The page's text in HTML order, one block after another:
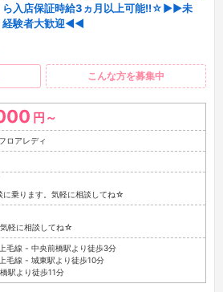
ら入店保証時給3ヵ月以上可能!!☆▶▶未
経験者大歓迎◀◀
こんな方を募集中
円～
ロアレディ
に乗ります。気軽に相談してね☆
軽に相談してね☆
毛線 - 中央前橋駅より徒歩3分
毛線 - 城東駅より徒歩10分
駅より徒歩11分